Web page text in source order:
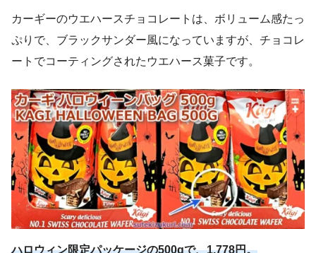
カーギーのウエハースチョコレートは、ボリューム感たっ
ぷりで、ブラックサンダー風になっていますが、チョコレ
ートでコーティングされたウエハース菓子です。
ハロウィン限定パッケージの500gで、1,778円。